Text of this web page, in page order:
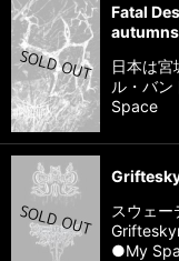
Fatal
日本は
ル・バ
Space
スウェー
●My